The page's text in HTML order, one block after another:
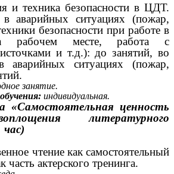
и техника безопасности в ЦДТ.
в аварийных ситуациях (пожар,
безопасности при работе в
рабочем месте, работа с
и т.д.): до занятий, во
аварийных ситуациях (пожар,
занятие.
индивидуальная.
«Самостоятельная ценность
литературного
час)
чтение как самостоятельный
часть актерского тренинга.